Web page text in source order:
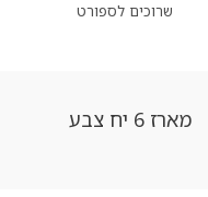
שרוכים לספורט
מארז 6 יח צבע